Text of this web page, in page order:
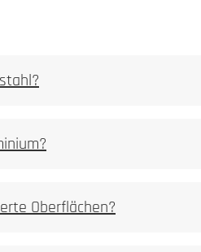
Durch Flugrost
Oberflächen?